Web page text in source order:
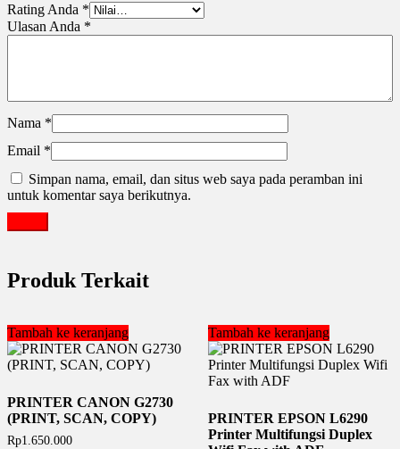
Rating Anda *
Ulasan Anda *
Nama *
Email *
Simpan nama, email, dan situs web saya pada peramban ini
untuk komentar saya berikutnya.
Produk Terkait
Tambah ke keranjang
PRINTER CANON G2730
(PRINT, SCAN, COPY)
Rp1.650.000
Tambah ke keranjang
PRINTER EPSON L6290
Printer Multifungsi Duplex